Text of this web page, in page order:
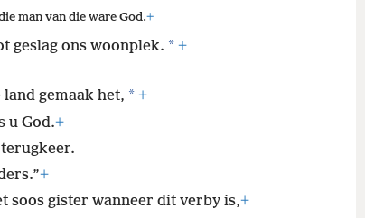
man van die ware God.+
geslag ons woonplek. * +
gemaak het, * +
u God.+
+
soos gister wanneer dit verby is,+